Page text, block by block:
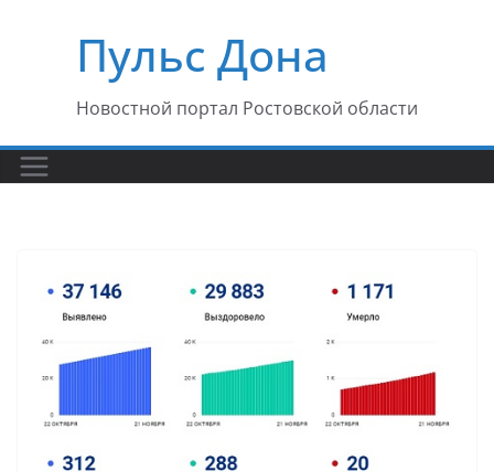
содержимомуПульс Дона
Новостной портал Ростовской области